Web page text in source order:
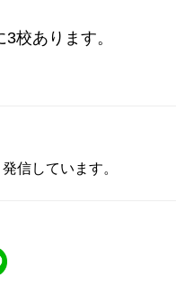
校あります。
信しています。